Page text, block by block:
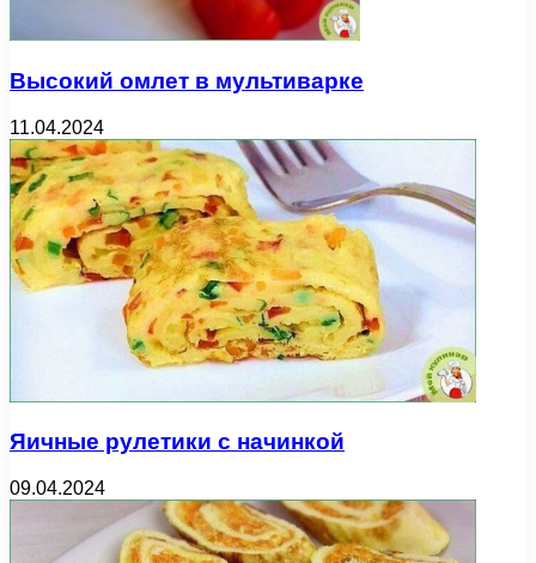
Высокий омлет в мультиварке
11.04.2024
Яичные рулетики с начинкой
09.04.2024